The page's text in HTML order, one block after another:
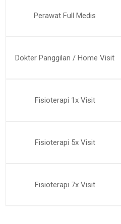
Perawat Full Medis
Dokter Panggilan / Home Visit
Fisioterapi 1x Visit
Fisioterapi 5x Visit
Fisioterapi 7x Visit